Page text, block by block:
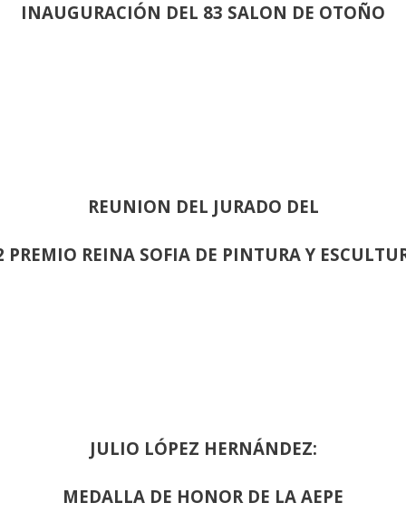
INAUGURACIÓN DEL 83 SALON DE OTOÑO
REUNION DEL JURADO DEL
PREMIO REINA SOFIA DE PINTURA Y
JULIO LÓPEZ HERNÁNDEZ:
MEDALLA DE HONOR DE LA AEPE